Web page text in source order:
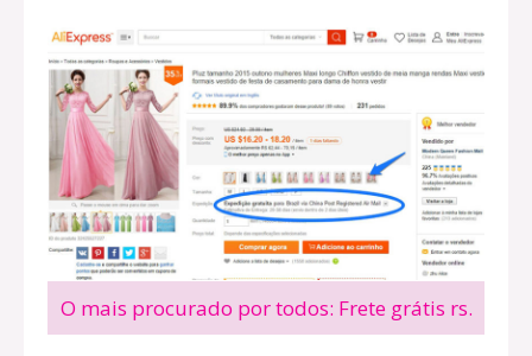
O mais procurado por todos: Frete grátis rs.